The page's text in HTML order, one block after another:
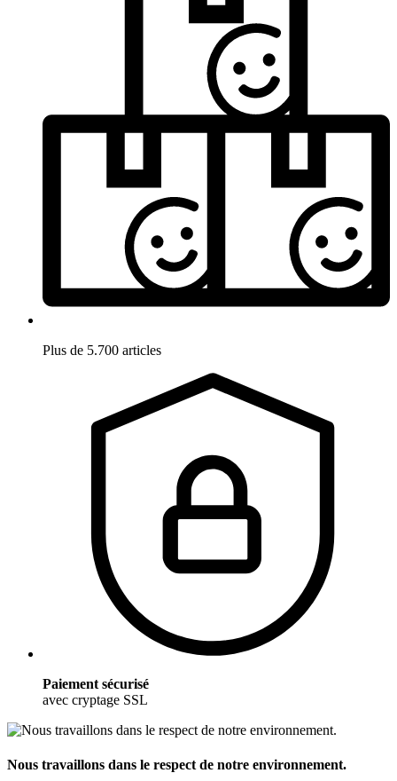
Plus de 5.700 articles
Paiement sécurisé
avec cryptage SSL
Nous travaillons dans le respect de notre environnement.